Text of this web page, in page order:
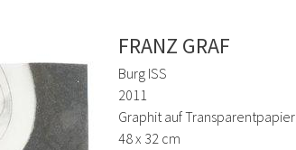
FRANZ GRAF
Burg ISS
2011
Graphit auf Transparentpapier
48 x 32 cm